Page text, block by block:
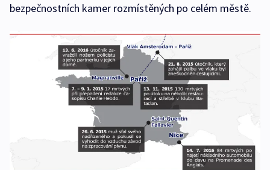
bezpečnostních kamer rozmístěných po celém městě.